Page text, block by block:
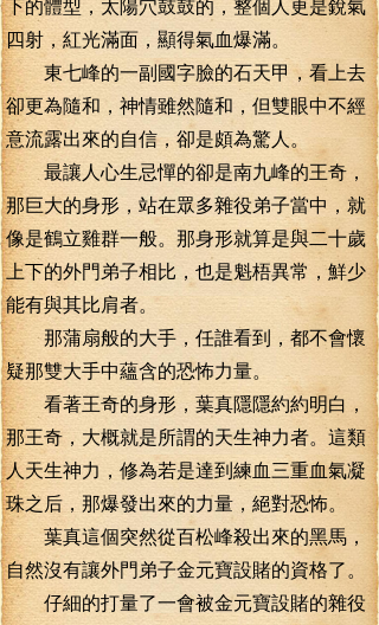
下的體型，太陽穴鼓鼓的，整個人更是銳氣
四射，紅光滿面，顯得氣血爆滿。
東七峰的一副國字臉的石天甲，看上去
卻更為隨和，神情雖然隨和，但雙眼中不經
意流露出來的自信，卻是頗為驚人。
最讓人心生忌憚的卻是南九峰的王奇，
那巨大的身形，站在眾多雜役弟子當中，就
像是鶴立雞群一般。那身形就算是與二十歲
上下的外門弟子相比，也是魁梧異常，鮮少
能有與其比肩者。
那蒲扇般的大手，任誰看到，都不會懷
疑那雙大手中蘊含的恐怖力量。
看著王奇的身形，葉真隱隱約約明白，
那王奇，大概就是所謂的天生神力者。這類
人天生神力，修為若是達到練血三重血氣凝
珠之后，那爆發出來的力量，絕對恐怖。
葉真這個突然從百松峰殺出來的黑馬，
自然沒有讓外門弟子金元寶設賭的資格了。
仔細的打量了一會被金元寶設賭的雜役